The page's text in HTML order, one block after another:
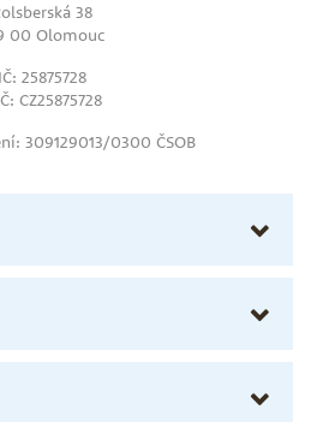
38
00 Olomouc
IČ: 25875728
CZ25875728
309129013/0300 ČSOB